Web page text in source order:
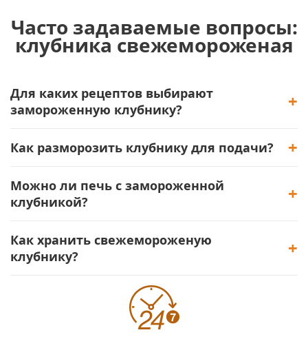
Часто задаваемые вопросы:
клубника свежемороженая
Для каких рецептов выбирают
замороженную клубнику?
Как разморозить клубнику для подачи?
Можно ли печь с замороженной
клубникой?
Как хранить свежемороженую
клубнику?